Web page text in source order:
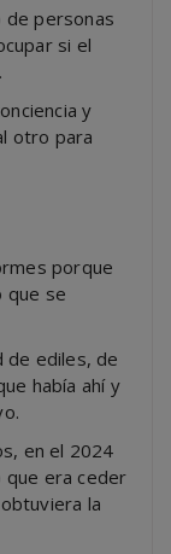
de personas
si el
y
otro para
porque
que se
de ediles, de
había ahí y
en el 2024
que era ceder
la